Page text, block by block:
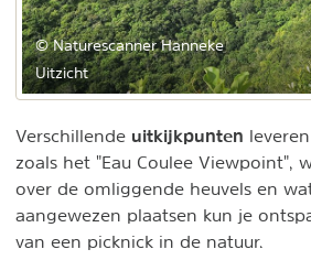
© Naturescanner Hanneke
Uitzicht
Verschillende uitkijkpunten
zoals het "Eau Coulee Viewpoint",
over de omliggende heuvels en
aangewezen plaatsen kun je
van een picknick in de natuur.